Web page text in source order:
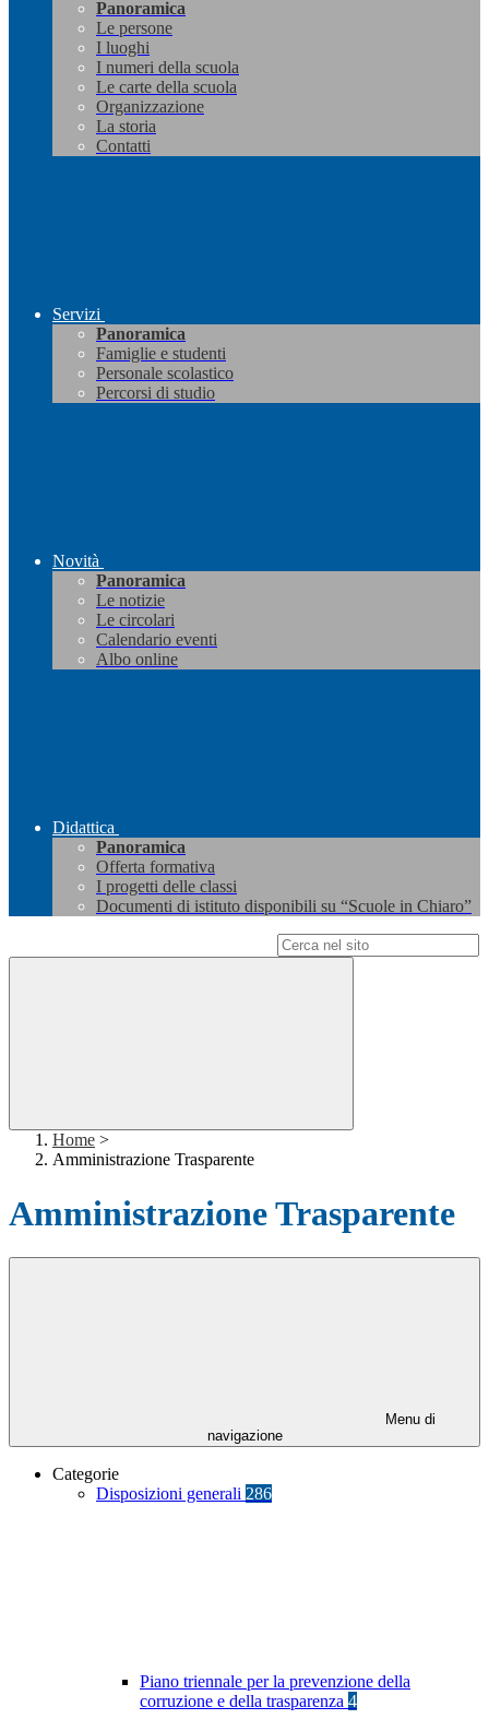
Panoramica
Le persone
I luoghi
I numeri della scuola
Le carte della scuola
Organizzazione
La storia
Contatti
Servizi
Panoramica
Famiglie e studenti
Personale scolastico
Percorsi di studio
Novità
Panoramica
Le notizie
Le circolari
Calendario eventi
Albo online
Didattica
Panoramica
Offerta formativa
I progetti delle classi
Documenti di istituto disponibili su “Scuole in Chiaro”
Home >
Amministrazione Trasparente
Amministrazione Trasparente
Menu di
navigazione
Categorie
Disposizioni generali 286
Piano triennale per la prevenzione della
corruzione e della trasparenza 4